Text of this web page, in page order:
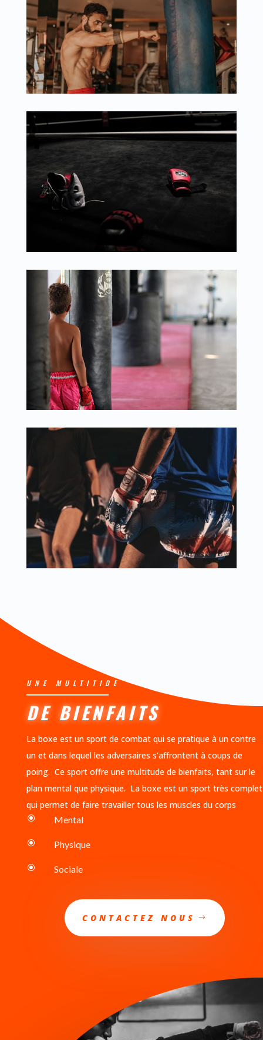
UNE MULTITIDE
DE BIENFAITS
La boxe est un sport de combat qui se pratique à un contre
un et dans lequel les adversaires s’affrontent à coups de
poing. Ce sport offre une multitude de bienfaits, tant sur le
plan mental que physique. La boxe est un sport très complet
qui permet de faire travailler tous les muscles du corps
\ Mental
\ Physique
\ Sociale
CONTACTEZ NOUS